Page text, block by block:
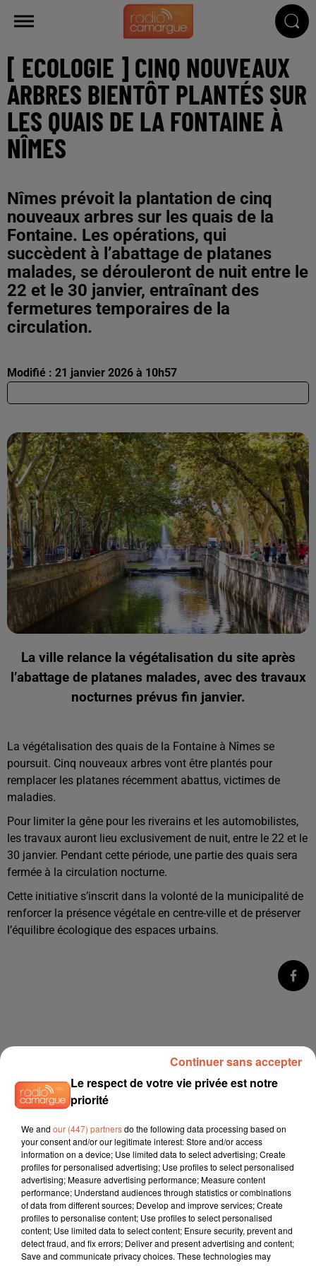
[ ECOLOGIE ] CINQ NOUVEAUX
ARBRES BIENTÔT PLANTÉS SUR
LES QUAIS DE LA FONTAINE À
NÎMES
Nîmes prévoit la plantation de cinq
nouveaux arbres sur les quais de la
Fontaine. Les opérations, qui
succèdent à l’abattage de platanes
malades, se dérouleront de nuit entre le
22 et le 30 janvier, entraînant des
fermetures temporaires de la
circulation.
Modifié : 21 janvier 2026 à 10h57
La ville relance la végétalisation du site après
l’abattage de platanes malades, avec des travaux
nocturnes prévus fin janvier.
La végétalisation des quais de la Fontaine à Nîmes se
poursuit. Cinq nouveaux arbres vont être plantés pour
remplacer les platanes récemment abattus, victimes de
maladies.
Pour limiter la gêne pour les riverains et les automobilistes,
les travaux auront lieu exclusivement de nuit, entre le 22 et le
30 janvier. Pendant cette période, une partie des quais sera
fermée à la circulation nocturne.
Cette initiative s’inscrit dans la volonté de la municipalité de
renforcer la présence végétale en centre-ville et de préserver
l’équilibre écologique des espaces urbains.
Le respect de votre vie privée est notre
priorité
We and our (447) partnersdo the following data processing based on
your consent and/or our legitimate interest: Store and/or access
information on a device; Use limited data to select advertising; Create
profiles for personalised advertising; Use profiles to select personalised
advertising; Measure advertising performance; Measure content
performance; Understand audiences through statistics or combinations
of data from different sources; Develop and improve services; Create
profiles to personalise content; Use profiles to select personalised
content; Use limited data to select content; Ensure security, prevent and
detect fraud, and fix errors; Deliver and present advertising and content;
Save and communicate privacy choices. These technologies may
Continuer sans accepter